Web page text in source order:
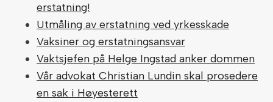
erstatning!
Utmåling av erstatning ved yrkesskade
Vaksiner og erstatningsansvar
Vaktsjefen på Helge Ingstad anker dommen
Vår advokat Christian Lundin skal prosedere
en sak i Høyesterett